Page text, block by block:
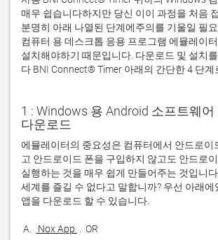
매우 쉽습니다하지만 당신 이이 과정을 처음
분명히 아래 나열된 단계에주의를 기울일 필
컴퓨터 용 데스크톱 응용 프로그램 에뮬레이
설치해야하기 때문입니다. 다운로드 및 설치
다 BNI Connect® Timer 아래의 간단한 4 단계
1 : Windows 용 Android 소프트웨어
다운로드
에뮬레이터의 중요성은 컴퓨터에서 안드로이
고 안드로이드 폰을 구입하지 않고도 안드로
실행하는 것을 매우 쉽게 만들어주는 것입니
세계를 즐길 수 없다고 말합니까? 우선 아래에
A. Nox App